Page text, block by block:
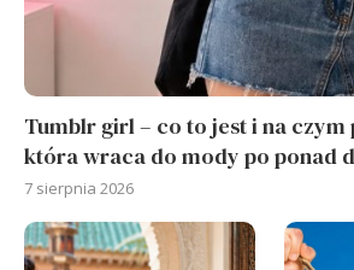
Tumblr girl – co to jest i na czym
która wraca do mody po ponad
7 sierpnia 2026